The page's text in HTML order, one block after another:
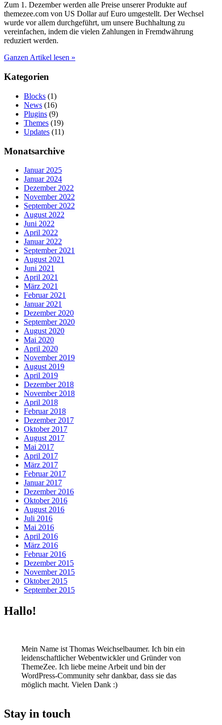
Zum 1. Dezember werden alle Preise unserer Produkte auf
themezee.com von US Dollar auf Euro umgestellt. Der Wechsel
wurde vor allem durchgeführt, um unsere Buchhaltung zu
vereinfachen, indem die vielen Zahlungen in Fremdwährung
reduziert werden.
Ganzen Artikel lesen »
Kategorien
Blocks (1)
News (16)
Plugins (9)
Themes (19)
Updates (11)
Monatsarchive
Januar 2025
Januar 2024
Dezember 2022
November 2022
September 2022
August 2022
Juni 2022
April 2022
Januar 2022
September 2021
August 2021
Juni 2021
April 2021
März 2021
Februar 2021
Januar 2021
Dezember 2020
September 2020
August 2020
Mai 2020
April 2020
November 2019
August 2019
April 2019
Dezember 2018
November 2018
April 2018
Februar 2018
Dezember 2017
Oktober 2017
August 2017
Mai 2017
April 2017
März 2017
Februar 2017
Januar 2017
Dezember 2016
Oktober 2016
August 2016
Juli 2016
Mai 2016
April 2016
März 2016
Februar 2016
Dezember 2015
November 2015
Oktober 2015
September 2015
Hallo!
Mein Name ist Thomas Weichselbaumer. Ich bin ein
leidenschaftlicher Webentwickler und Gründer von
ThemeZee. Ich liebe meine Arbeit und bin der
WordPress-Community sehr dankbar, dass sie das
möglich macht. Vielen Dank :)
Stay in touch